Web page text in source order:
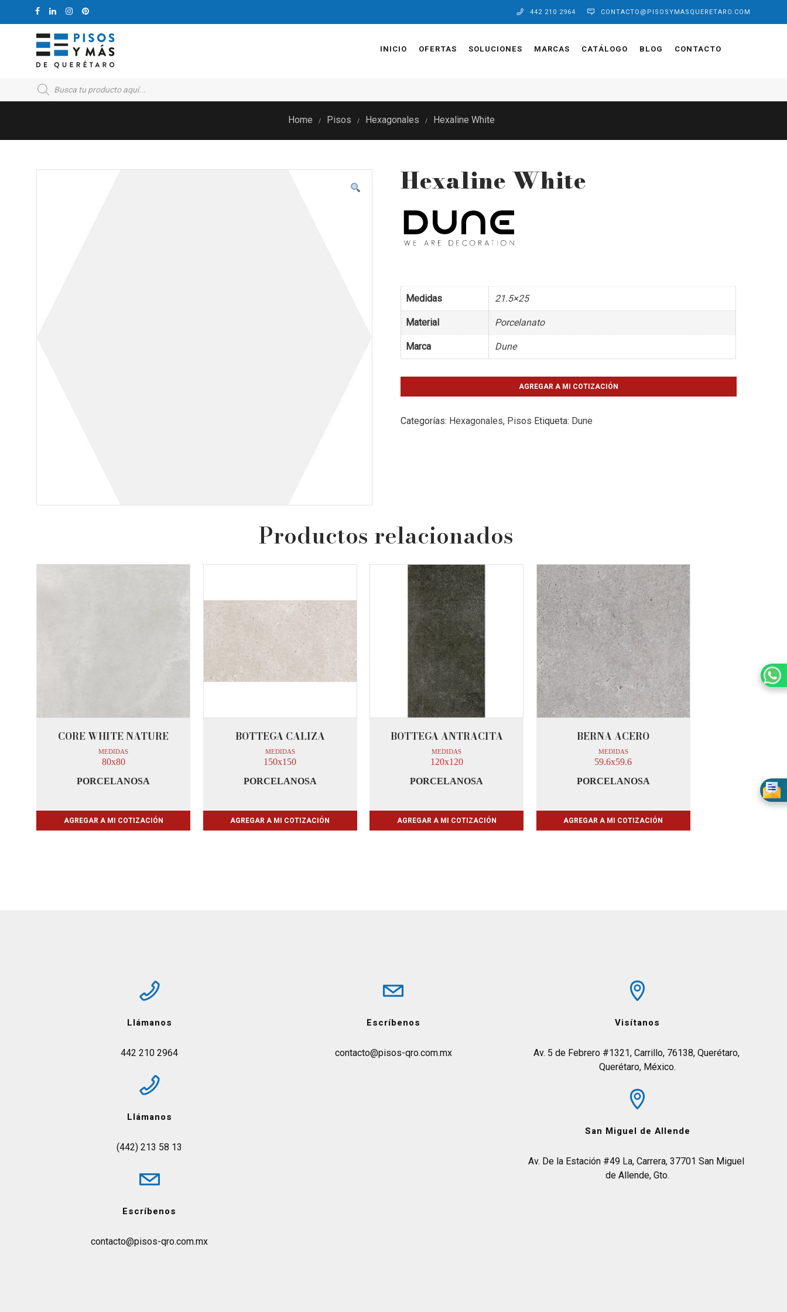
442 210 2964 CONTACTO@PISOSYMASQUERETARO.COM
INICIO OFERTAS SOLUCIONES MARCAS CATÁLOGO BLOG CONTACTO
Products
search
Home / Pisos / Hexagonales / Hexaline White
Hexaline White
Medidas 21.5×25
Material Porcelanato
Marca Dune
AGREGAR A MI COTIZACIÓN
Categorías: Hexagonales, Pisos Etiqueta: Dune
Productos relacionados
CORE WHITE NATURE
MEDIDAS
80x80
PORCELANOSA
AGREGAR A MI COTIZACIÓN
BOTTEGA CALIZA
MEDIDAS
150x150
PORCELANOSA
AGREGAR A MI COTIZACIÓN
BOTTEGA ANTRACITA
MEDIDAS
120x120
PORCELANOSA
AGREGAR A MI COTIZACIÓN
BERNA ACERO
MEDIDAS
59.6x59.6
PORCELANOSA
AGREGAR A MI COTIZACIÓN
Llámanos
442 210 2964
Llámanos
(442) 213 58 13
Escríbenos
contacto@pisos-qro.com.mx
Escríbenos
contacto@pisos-qro.com.mx
Visítanos
Av. 5 de Febrero #1321, Carrillo, 76138, Querétaro,
Querétaro, México.
San Miguel de Allende
Av. De la Estación #49 La, Carrera, 37701 San Miguel
de Allende, Gto.